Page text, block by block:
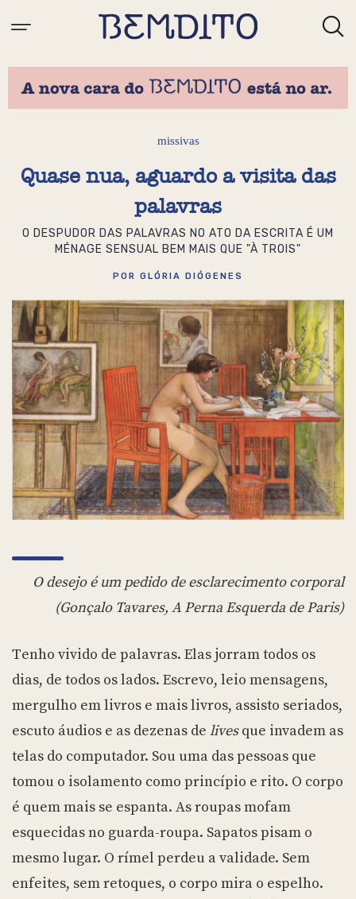
missivas
Quase nua, aguardo a visita das
palavras
O DESPUDOR DAS PALAVRAS NO ATO DA ESCRITA É UM
MÉNAGE SENSUAL BEM MAIS QUE "À TROIS"
POR GLÓRIA DIÓGENES
O desejo é um pedido de esclarecimento corporal
(Gonçalo Tavares, A Perna Esquerda de Paris)
Tenho vivido de palavras. Elas jorram todos os
dias, de todos os lados. Escrevo, leio mensagens,
mergulho em livros e mais livros, assisto seriados,
escuto áudios e as dezenas de livesque invadem as
telas do computador. Sou uma das pessoas que
tomou o isolamento como princípio e rito. O corpo
é quem mais se espanta. As roupas mofam
esquecidas no guarda-roupa. Sapatos pisam o
mesmo lugar. O rímel perdeu a validade. Sem
enfeites, sem retoques, o corpo mira o espelho.